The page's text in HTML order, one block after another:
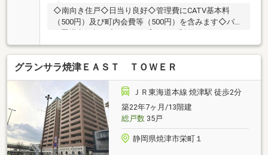
◇南向き住戸◇日当り良好◇管理費にCATV基本料
（500円）及び町内会費等（500円）を含みます◇バイ
グランサラ焼津ＥＡＳＴ ＴＯＷＥＲ
ＪＲ東海道本線 焼津駅 徒歩2分
築22年7ヶ月/13階建
総戸数35戸
静岡県焼津市栄町１